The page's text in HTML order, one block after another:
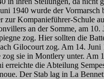
1940 wurde der
Kompanieführer-Schule
an der Somme, am
zog. Hier sollten die
Gilocourt zog. Am 14.
zog sie in Montlery unter.
erreichte die Abteilung
Der Stab lag in La